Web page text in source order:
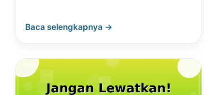
Baca selengkapnya →